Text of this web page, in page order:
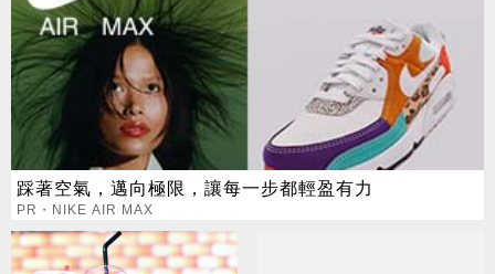
踩著空氣，邁向極限，讓每一步都輕盈有力
PR・NIKE AIR MAX